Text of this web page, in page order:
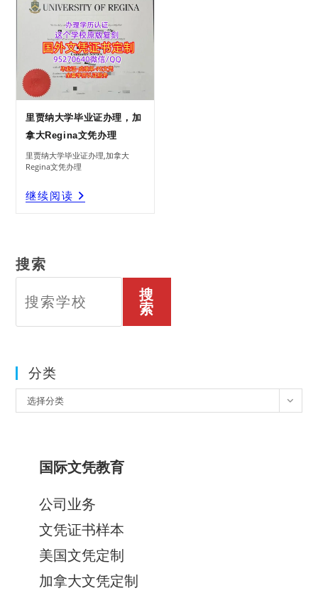
里贾纳大学毕业证办理，加
拿大Regina文凭办理
里贾纳大学毕业证办理,加拿大
Regina文凭办理
继续阅读 里
贾
纳
理
搜索
搜
索
分类
类
选择分类
国际文凭教育
公司业务
文凭证书样本
美国文凭定制
加拿大文凭定制